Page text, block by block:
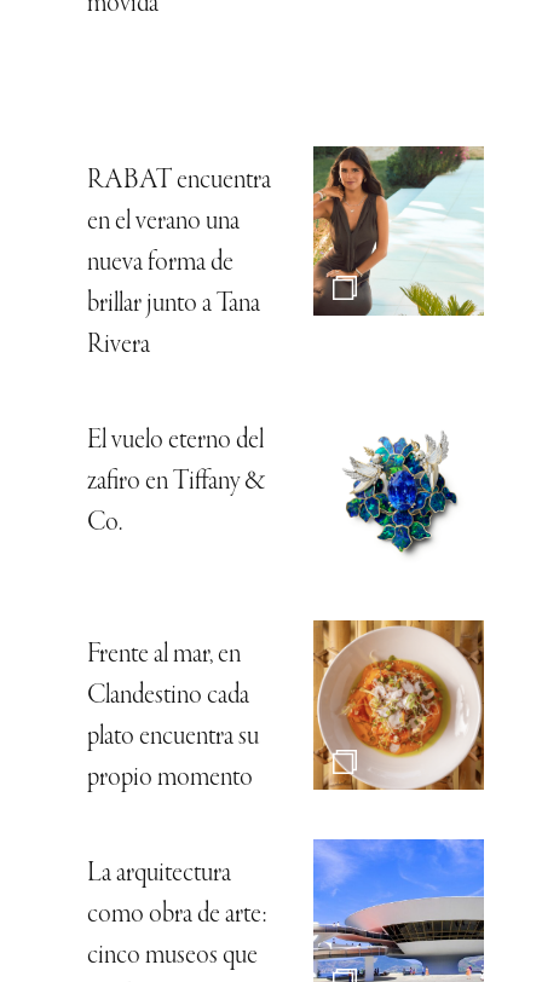
RABAT encuentra
en el verano una
nueva forma de
brillar junto a Tana
Rivera
El vuelo eterno del
zafiro en Tiffany &
Co.
Frente al mar, en
Clandestino cada
plato encuentra su
propio momento
La arquitectura
como obra de arte:
cinco museos que